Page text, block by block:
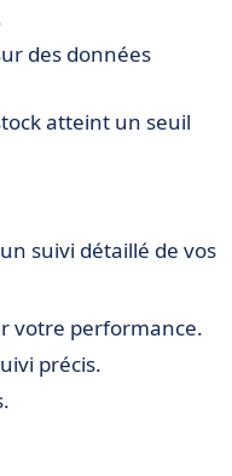
des données
atteint un seuil
suivi détaillé de vos
votre performance.
précis.